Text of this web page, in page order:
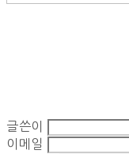
글쓴이
이메일